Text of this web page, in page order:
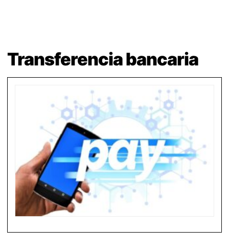
Transferencia bancaria